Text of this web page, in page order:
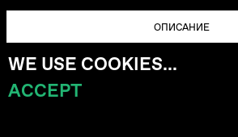
МЕНЮ
ОПИСАНИЕ
Материал: 100% хлопок
Плотная ткань, изготовленная на старинных станках
WE USE COOKIES...
ACCEPT